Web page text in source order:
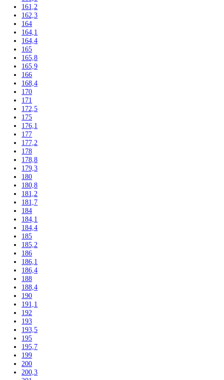
124,1
125
135
136
137,2
139,7
140
140,1
140,2
141,3
142
142,5
143
144,7
145
155
157
157,1
157,4
159
161,1
161,2
162,3
164
164,1
164,4
165
165,8
165,9
166
168,4
170
171
172,5
175
176,1
177
177,2
178
178,8